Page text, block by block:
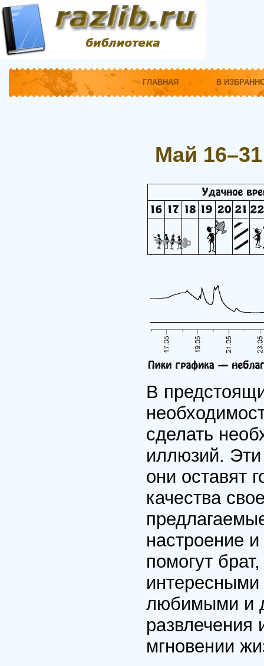
ГЛАВНАЯ В
Май 16–31
В
сделать
иллюзий.
они оставят
качества
настроение
помогут
любимыми и
развлечения
мгновении